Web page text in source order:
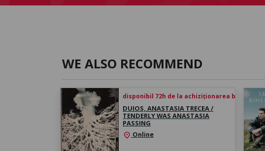
WE ALSO RECOMMEND
disponibil 72h de la achiziționarea biletului
DUIOS, ANASTASIA TRECEA /
TENDERLY WAS ANASTASIA
PASSING
location_on Online